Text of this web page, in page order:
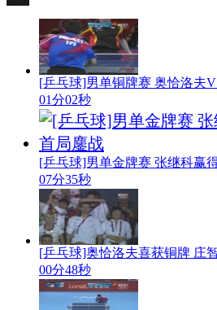
[乒乓球]男单铜牌赛 奥恰洛夫
01分02秒
[乒乓球]男单金牌赛 张继科赢
07分35秒
[乒乓球]奥恰洛夫喜获铜牌 庄
00分48秒